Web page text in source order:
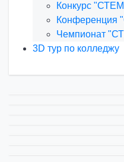
Конкурс
Конференция
Чемпионат
3D тур по колледжу